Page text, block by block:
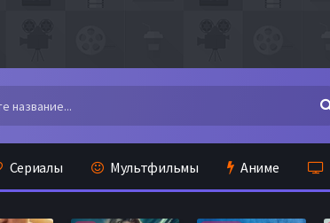
Сериалы Мультфильмы Аниме